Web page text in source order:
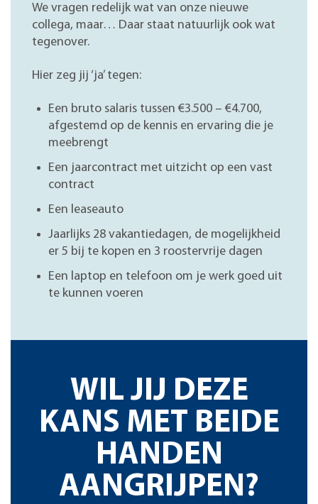
We vragen redelijk wat van onze nieuwe
collega, maar… Daar staat natuurlijk ook wat
tegenover.
Hier zeg jij ‘ja’ tegen:
Een bruto salaris tussen €3.500 – €4.700,
afgestemd op de kennis en ervaring die je
meebrengt
Een jaarcontract met uitzicht op een vast
contract
Een leaseauto
Jaarlijks 28 vakantiedagen, de mogelijkheid
er 5 bij te kopen en 3 roostervrije dagen
Een laptop en telefoon om je werk goed uit
te kunnen voeren
WIL JIJ DEZE
KANS MET BEIDE
HANDEN
AANGRIJPEN?